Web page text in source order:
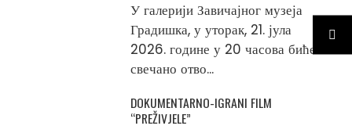
У галерији Завичајног музеја
Градишка, у уторак, 21. јула
2026. године у 20 часова биће
свечано отво...
DOKUMENTARNO-IGRANI FILM
“PREŽIVJELE”